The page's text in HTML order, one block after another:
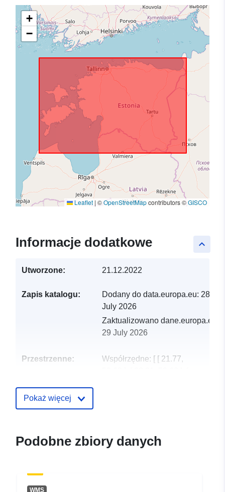
+
−
Leaflet | ©OpenStreetMapcontributors ©GISCO
keyboard_arrow_up
Informacje dodatkowe
Utworzone: 21.12.2022
Zapis katalogu: Dodany do data.europa.eu: 28
July 2026
Zaktualizowano dane.europa.eu:
29 July 2026
Przestrzenne: Współrzędne: [ [ 21.77,
uriRef:
http://data.europa.eu/88u/dataset/
fa2f-42c1-96ed-d80a9d7a4b78
Pokaż więcej
Podobne zbiory danych
WMS